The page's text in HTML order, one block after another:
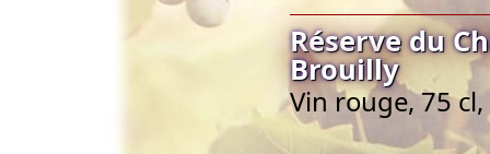
Réserve du
Brouilly
Vin rouge, 75